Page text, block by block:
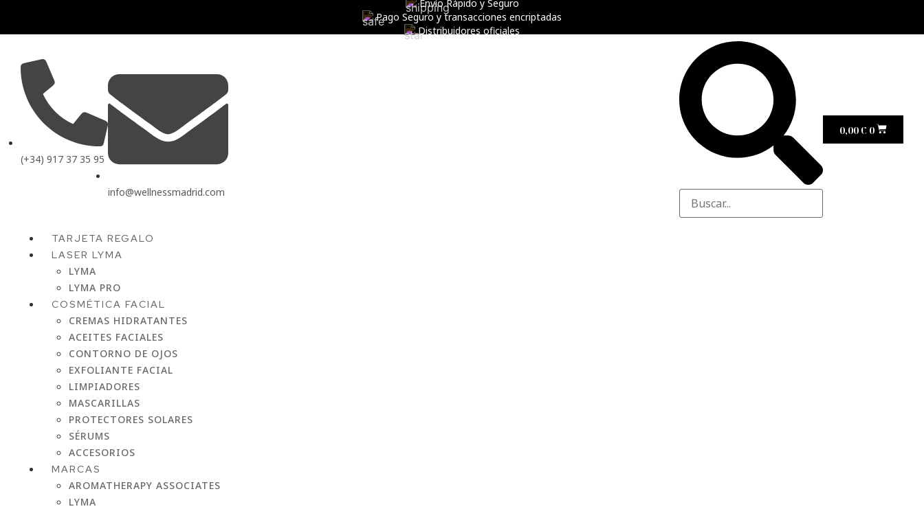
Envío Rápido y Seguro
Pago Seguro y transacciones encriptadas
Distribuidores oficiales
(+34) 917 37 35 95
info@wellnessmadrid.com
0,00€ 0
TARJETA REGALO
LASER LYMA
LYMA
LYMA PRO
COSMÉTICA FACIAL
CREMAS HIDRATANTES
ACEITES FACIALES
CONTORNO DE OJOS
EXFOLIANTE FACIAL
LIMPIADORES
MASCARILLAS
PROTECTORES SOLARES
SÉRUMS
ACCESORIOS
MARCAS
AROMATHERAPY ASSOCIATES
LYMA